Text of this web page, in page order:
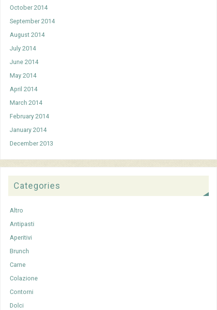
October 2014
September 2014
August 2014
July 2014
June 2014
May 2014
April 2014
March 2014
February 2014
January 2014
December 2013
Categories
Altro
Antipasti
Aperitivi
Brunch
Carne
Colazione
Contorni
Dolci